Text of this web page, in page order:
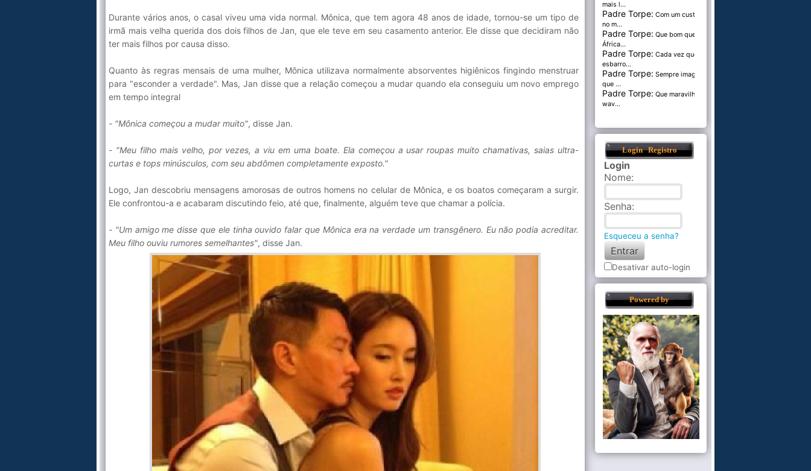
Durante vários anos, o casal viveu uma vida normal. Mônica, que tem agora 48 anos de idade, tornou-se um tipo de
irmã mais velha querida dos dois filhos de Jan, que ele teve em seu casamento anterior. Ele disse que decidiram não
ter mais filhos por causa disso.
Quanto às regras mensais de uma mulher, Mônica utilizava normalmente absorventes higiênicos fingindo menstruar
para "esconder a verdade". Mas, Jan disse que a relação começou a mudar quando ela conseguiu um novo emprego
em tempo integral
- "Mônica começou a mudar muito", disse Jan.
- "Meu filho mais velho, por vezes, a viu em uma boate. Ela começou a usar roupas muito chamativas, saias ultra-
curtas e tops minúsculos, com seu abdômen completamente exposto."
Logo, Jan descobriu mensagens amorosas de outros homens no celular de Mônica, e os boatos começaram a surgir.
Ele confrontou-a e acabaram discutindo feio, até que, finalmente, alguém teve que chamar a polícia.
- "Um amigo me disse que ele tinha ouvido falar que Mônica era na verdade um transgênero. Eu não podia acreditar.
Meu filho ouviu rumores semelhantes", disse Jan.
mais l...
Padre Torpe: Com um custo de
no m...
Padre Torpe: Que bom que a
África...
Padre Torpe: Cada vez que
esbarro...
Padre Torpe: Sempre imaginei
que ...
Padre Torpe: Que maravilha de
wav...
Login Registro
Login
Nome:
Senha:
Esqueceu a senha?
Desativar auto-login
Powered by